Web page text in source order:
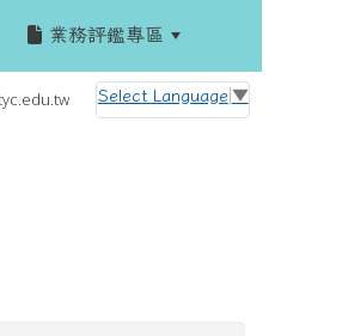
業務評鑑專區
Select Language ▼